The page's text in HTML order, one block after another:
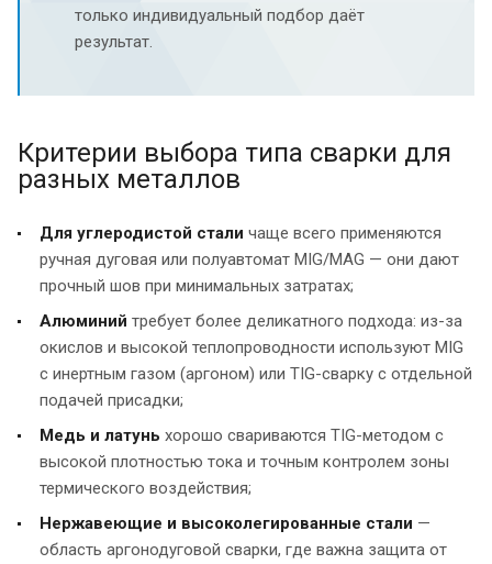
только индивидуальный подбор даёт
результат.
Критерии выбора типа сварки для
разных металлов
Для углеродистой стали чаще всего применяются
ручная дуговая или полуавтомат MIG/MAG — они дают
прочный шов при минимальных затратах;
Алюминий требует более деликатного подхода: из-за
окислов и высокой теплопроводности используют MIG
с инертным газом (аргоном) или TIG-сварку с отдельной
подачей присадки;
Медь и латунь хорошо свариваются TIG-методом с
высокой плотностью тока и точным контролем зоны
термического воздействия;
Нержавеющие и высоколегированные стали —
область аргонодуговой сварки, где важна защита от